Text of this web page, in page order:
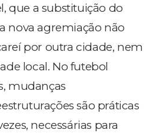
que a substituição do
nova agremiação não
por outra cidade, nem
local. No futebol
mudanças
são práticas
necessárias para